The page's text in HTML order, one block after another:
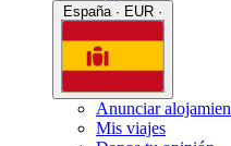
Anunciar
Mis viajes